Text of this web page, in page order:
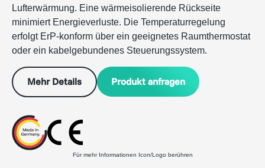
Lufterwärmung. Eine wärmeisolierende Rückseite
minimiert Energieverluste. Die Temperaturregelung
erfolgt ErP-konform über ein geeignetes Raumthermostat
oder ein kabelgebundenes Steuerungssystem.
Mehr Details Produkt anfragen
Für mehr Informationen Icon/Logo berühren